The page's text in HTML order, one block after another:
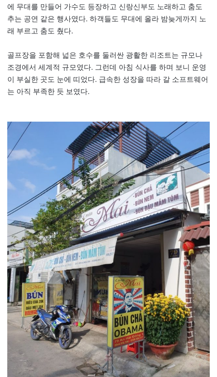
에 무대를 만들어 가수도 등장하고 신랑신부도 노래하고 춤도
추는 공연 같은 행사였다. 하객들도 무대에 올라 밤늦게까지 노
래 부르고 춤도 췄다.
골프장을 포함해 넓은 호수를 둘러싼 광활한 리조트는 규모나
조경에서 세계적 규모였다. 그런데 아침 식사를 하며 보니 운영
이 부실한 곳도 눈에 띠었다. 급속한 성장을 따라 갈 소프트웨어
는 아직 부족한 듯 보였다.